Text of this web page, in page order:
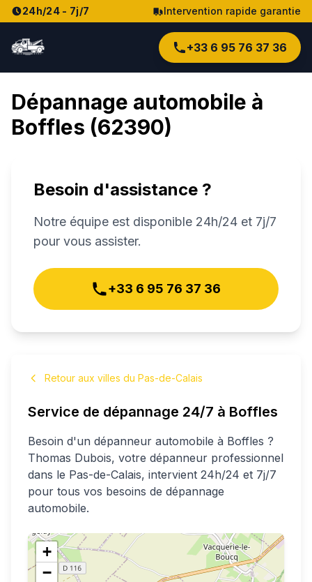
24h/24 - 7j/7 Intervention rapide garantie
+33 6 95 76 37 36
Dépannage automobile à
Boffles (62390)
Besoin d'assistance ?
Notre équipe est disponible 24h/24 et 7j/7
pour vous assister.
+33 6 95 76 37 36
Retour aux villes du Pas-de-Calais
Service de dépannage 24/7 à Boffles
Besoin d'un dépanneur automobile à Boffles ?
Thomas Dubois, votre dépanneur professionnel
dans le Pas-de-Calais, intervient 24h/24 et 7j/7
pour tous vos besoins de dépannage
automobile.
+
−